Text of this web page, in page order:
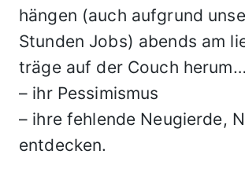
hängen (auch aufgrund
Stunden Jobs) abends am
träge auf der Couch
– ihr Pessimismus
– ihre fehlende Neugierde,
entdecken.